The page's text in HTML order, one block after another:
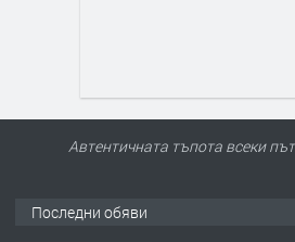
Автентичната тъпота всеки
Последни обяви